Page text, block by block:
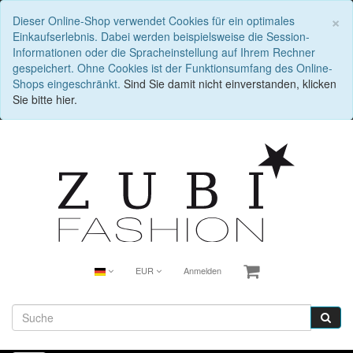
×
Dieser Online-Shop verwendet Cookies für ein optimales
Einkaufserlebnis. Dabei werden beispielsweise die Session-
Informationen oder die Spracheinstellung auf Ihrem Rechner
gespeichert. Ohne Cookies ist der Funktionsumfang des Online-
Shops eingeschränkt. Sind Sie damit nicht einverstanden, klicken
Sie bitte hier.
EUR Anmelden